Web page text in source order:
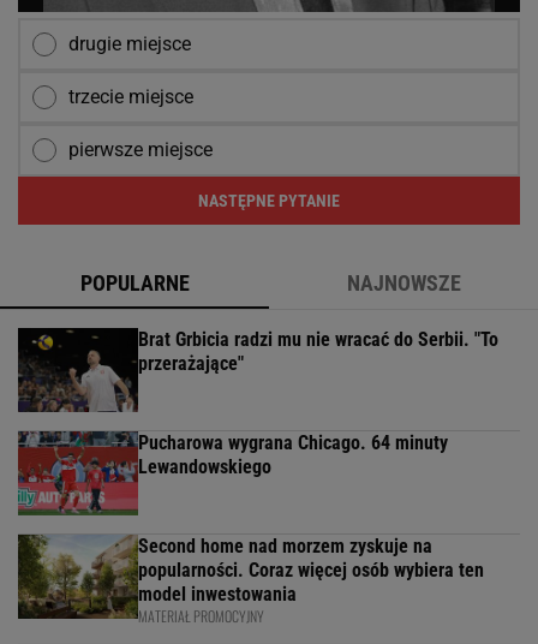
drugie miejsce
trzecie miejsce
pierwsze miejsce
NASTĘPNE PYTANIE
POPULARNE NAJNOWSZE
Brat Grbicia radzi mu nie wracać do Serbii. "To
przerażające"
Pucharowa wygrana Chicago. 64 minuty
Lewandowskiego
Second home nad morzem zyskuje na
popularności. Coraz więcej osób wybiera ten
model inwestowania
MATERIAŁ PROMOCYJNY